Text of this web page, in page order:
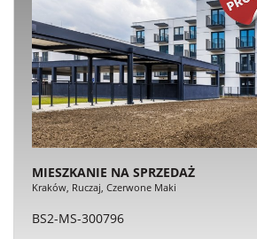
MIESZKANIE NA SPRZEDAŻ
Kraków, Ruczaj, Czerwone Maki
BS2-MS-300796